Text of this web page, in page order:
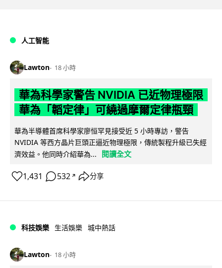
人工智能
Lawton 18 小時
華為科學家警告 NVIDIA 已近物理極限
華為「韜定律」可繞過摩爾定律瓶頸
華為半導體首席科學家廖恒罕見接受近 5 小時專訪，警告
NVIDIA 等西方晶片巨頭正逼近物理極限，傳統製程升級已失經
濟效益。他同時介紹華為...
閱讀全文
1,431 532 ↗ 分享
科技娛樂 生活娛樂 城中熱話
Lawton 18 小時